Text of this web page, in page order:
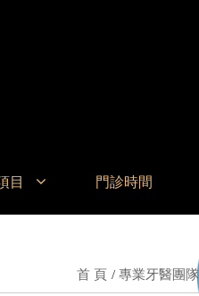
目 門診時間
首 頁 專業牙醫團隊